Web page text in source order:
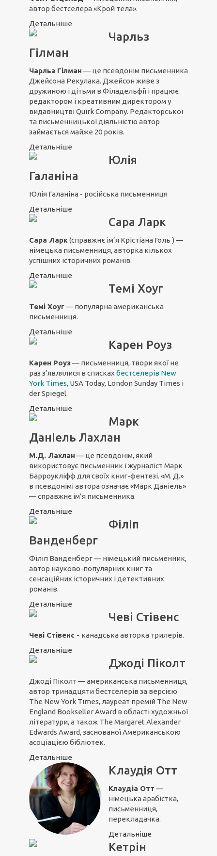
автор бестселера «Крой тела».
Детальніше
Чарльз
Гілман
Чарльз Гілман — це псевдонім письменника
Джейсона Рекулака. Джейсон живе з
дружиною і дітьми в Філадельфії і працює
редактором і креативним директором у
видавництві Quirk Company. Редакторської
та письменницької діяльністю автор
займається майже 20 років.
Детальніше
Юлія
Галаніна
Юлія Галаніна - російська письменниця
Детальніше
Сара Ларк
Сара Ларк(справжнє ім’я Крістіана Голь ) —
німецька письменниця, авторка кількох
успішних історичних романів.
Детальніше
Темі Хоуг
Темі Хоуг— популярна американська
письменниця.
Детальніше
Карен Роуз
Карен Роуз— письменниця, твори якої не
раз з’являлися в списках бестселерів New
York Times, USA Today, London Sunday Times і
der Spiegel.
Детальніше
Марк
Даніель Лахлан
М.Д. Лахлан — це псевдонім, який
використовує письменник і журналіст Марк
Барроукліфф для своїх книг-фентезі. «М. Д.»
в псевдонімі автора означає «Марк Даніель»
— справжнє ім’я письменника.
Детальніше
Філіп
Ванденберг
Філіп Ванденберг — німецький письменник,
автор науково-популярних книг та
сенсаційних історичних і детективних
романів.
Детальніше
Чеві Стівенс
Чеві Стівенс - канадська авторка трилерів.
Детальніше
Джоді Піколт
Джоді Піколт — американська письменниця,
автор тринадцяти бестселерів за версією
The New York Times, лауреат премій The New
England Bookseller Award в області художньої
літератури, а також The Margaret Alexander
Edwards Award, заснованої Американською
асоціацією бібліотек.
Детальніше
Клаудія Отт
Клаудіа Отт —
німецька арабістка,
письменниця,
перекладачка.
Детальніше
Кетрін